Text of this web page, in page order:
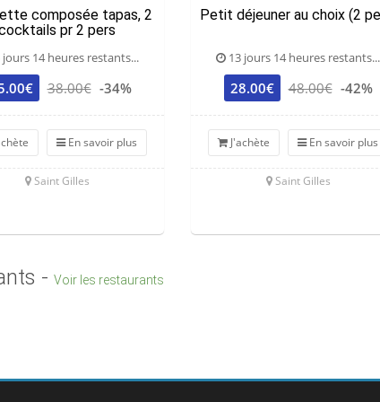
composée tapas, 2
pr 2 pers
jours 14 heures restants...
38.00€ -34%
En savoir plus
Saint Gilles
Petit déjeuner au choix (2
13 jours 14 heures restants...
28.00€ 48.00€ -42%
J'achète En savoir plus
Saint Gilles
- Voir les restaurants